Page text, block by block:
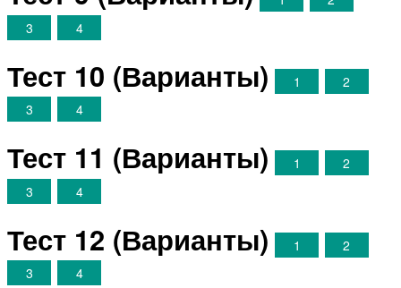
3
4
Тест 10 (Варианты) 1
2
3
4
Тест 11 (Варианты) 1
2
3
4
Тест 12 (Варианты) 1
2
3
4